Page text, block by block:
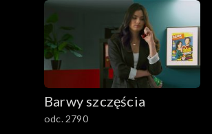
Barwy szczęścia
odc. 2790